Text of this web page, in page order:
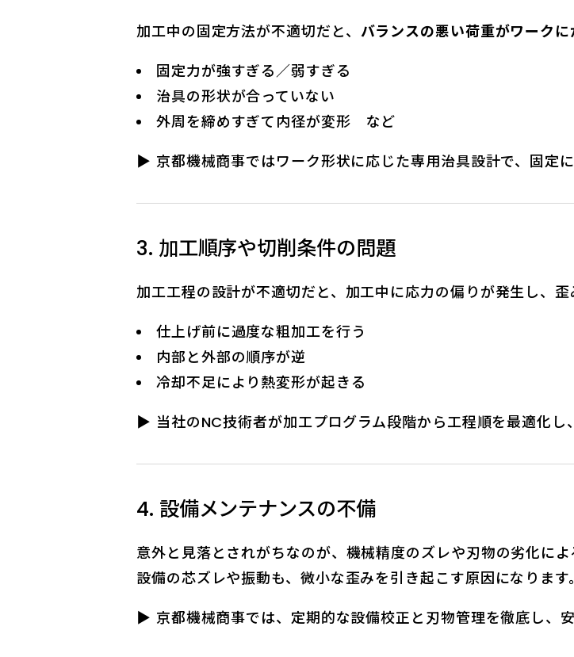
加工中の固定方法が不適切だと、 バランスの悪い荷重がワーク
固定力が強すぎる／弱すぎる
治具の形状が合っていない
外周を締めすぎて内径が変形 など
▶ 京都機械商事ではワーク形状に応じた専用治具設計で、固定に
3. 加工順序や切削条件の問題
加工工程の設計が不適切だと、加工中に応力の偏りが発生し、歪
仕上げ前に過度な粗加工を行う
内部と外部の順序が逆
冷却不足により熱変形が起きる
▶ 当社のNC技術者が加工プログラム段階から工程順を最適化し
4. 設備メンテナンスの不備
意外と見落とされがちなのが、機械精度のズレや刃物の劣化によ
設備の芯ズレや振動も、微小な歪みを引き起こす原因になります。
▶ 京都機械商事では、定期的な設備校正と刃物管理を徹底し、安